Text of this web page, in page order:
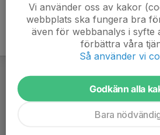
Vi använder oss av kakor
webbplats ska fungera bra
även för webbanalys i syfte
förbättra våra
Så använder vi
Godkänn alla
Bara